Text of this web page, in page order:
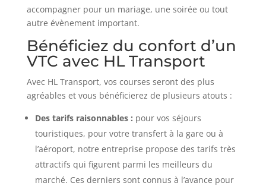
accompagner pour un mariage, une soirée ou tout
autre évènement important.
Bénéficiez du confort d’un
VTC avec HL Transport
Avec HL Transport, vos courses seront des plus
agréables et vous bénéficierez de plusieurs atouts :
Des tarifs raisonnables : pour vos séjours
touristiques, pour votre transfert à la gare ou à
l’aéroport, notre entreprise propose des tarifs très
attractifs qui figurent parmi les meilleurs du
marché. Ces derniers sont connus à l’avance pour